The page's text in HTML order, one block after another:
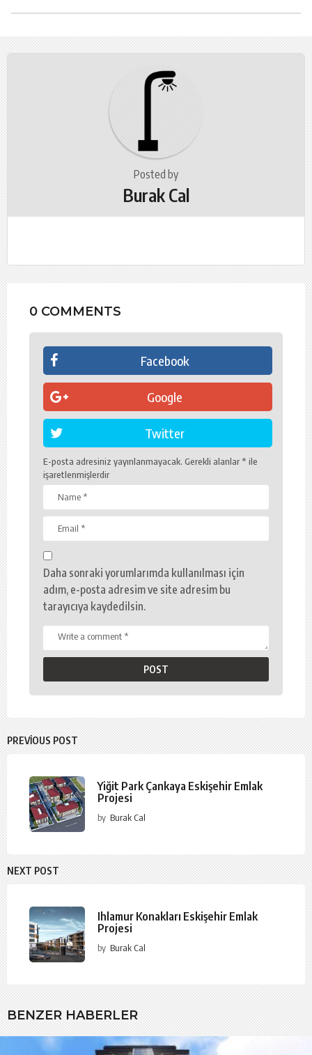
t
P
a
Posted by
Burak Cal
0 COMMENTS
Facebook
Google
Twitter
E-posta adresiniz yayınlanmayacak. Gerekli alanlar* ile
işaretlenmişlerdir
Daha sonraki yorumlarımda kullanılması için
adım, e-posta adresim ve site adresim bu
tarayıcıya kaydedilsin.
PREVIOUS POST
Yiğit Park Çankaya Eskişehir Emlak
Projesi
by Burak Cal
NEXT POST
Ihlamur Konakları Eskişehir Emlak
Projesi
by Burak Cal
BENZER HABERLER